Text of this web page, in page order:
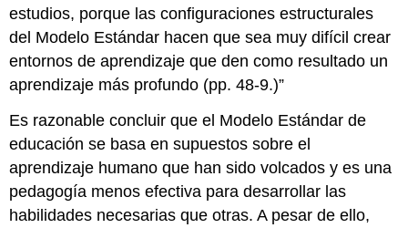
estudios, porque las configuraciones estructurales
del Modelo Estándar hacen que sea muy difícil crear
entornos de aprendizaje que den como resultado un
aprendizaje más profundo (pp. 48-9.)”
Es razonable concluir que el Modelo Estándar de
educación se basa en supuestos sobre el
aprendizaje humano que han sido volcados y es una
pedagogía menos efectiva para desarrollar las
habilidades necesarias que otras. A pesar de ello,